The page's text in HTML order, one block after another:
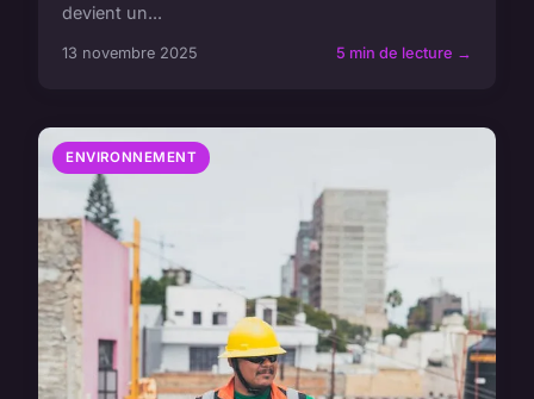
devient un...
13 novembre 2025 5 min de lecture →
ENVIRONNEMENT